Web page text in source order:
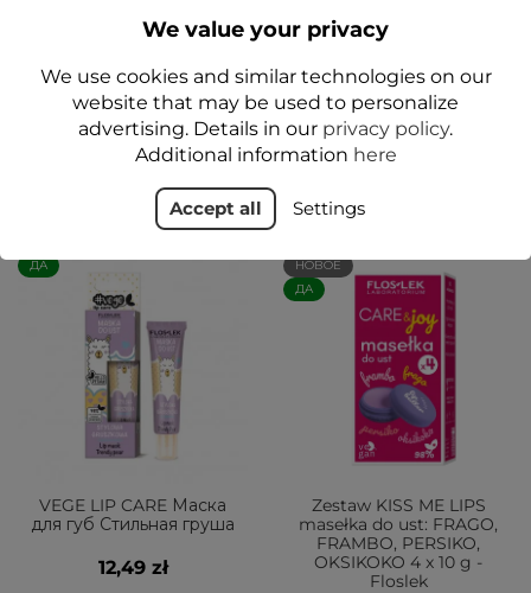
Пребиотическая губная
воском 4 г - Floslek
12,99 zł
Add to cart
скраб для губ
Черничное
головокружение
12,49 zł
Add to cart
ДА
VEGE LIP CARE Маска
для губ Стильная груша
12,49 zł
НОВОЕ
ДА
Zestaw KISS ME LIPS
masełka do ust: FRAGO,
FRAMBO, PERSIKO,
OKSIKOKO 4 x 10 g -
Floslek
We value your privacy
We use cookies and similar technologies on our
website that may be used to personalize
advertising. Details in our privacy policy.
Additional information here
Accept all Settings